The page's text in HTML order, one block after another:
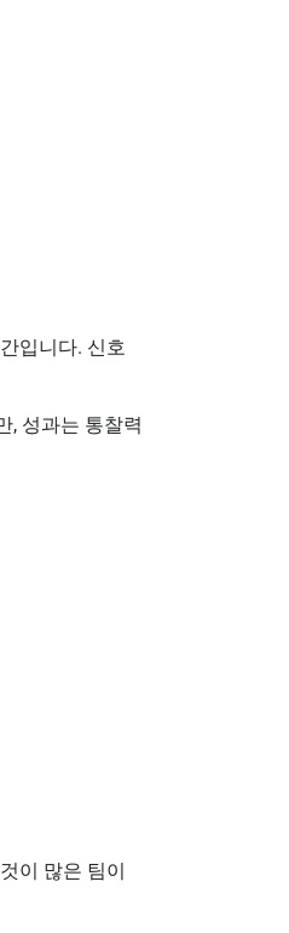
입니다. 신호
, 성과는 통찰력
이 많은 팀이